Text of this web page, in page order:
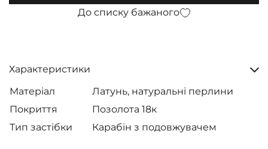
До списку бажаного
Характеристики
Матеріал
Латунь, натуральні перлини
Покриття
Позолота 18к
Тип застібки
Карабін з подовжувачем